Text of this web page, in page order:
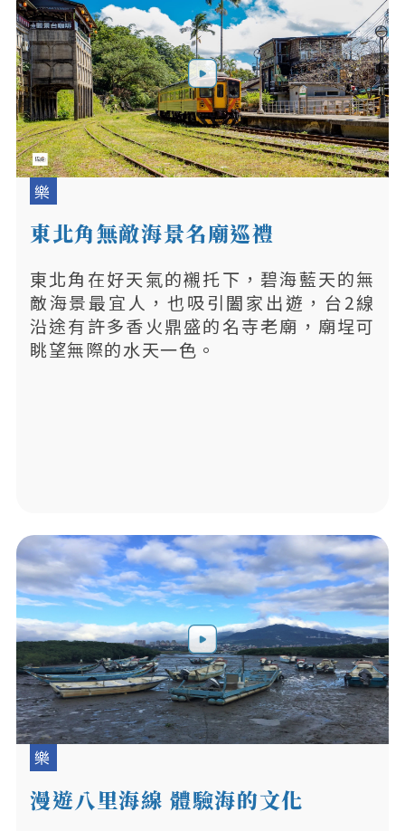
樂
東北角無敵海景名廟巡禮
東北角在好天氣的襯托下，碧海藍天的無
敵海景最宜人，也吸引闔家出遊，台2線
沿途有許多香火鼎盛的名寺老廟，廟埕可
眺望無際的水天一色。
樂
漫遊八里海線 體驗海的文化